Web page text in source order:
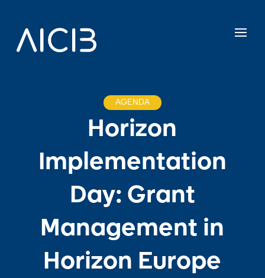
AGENDA
Horizon
Implementation
Day: Grant
Management in
Horizon Europe